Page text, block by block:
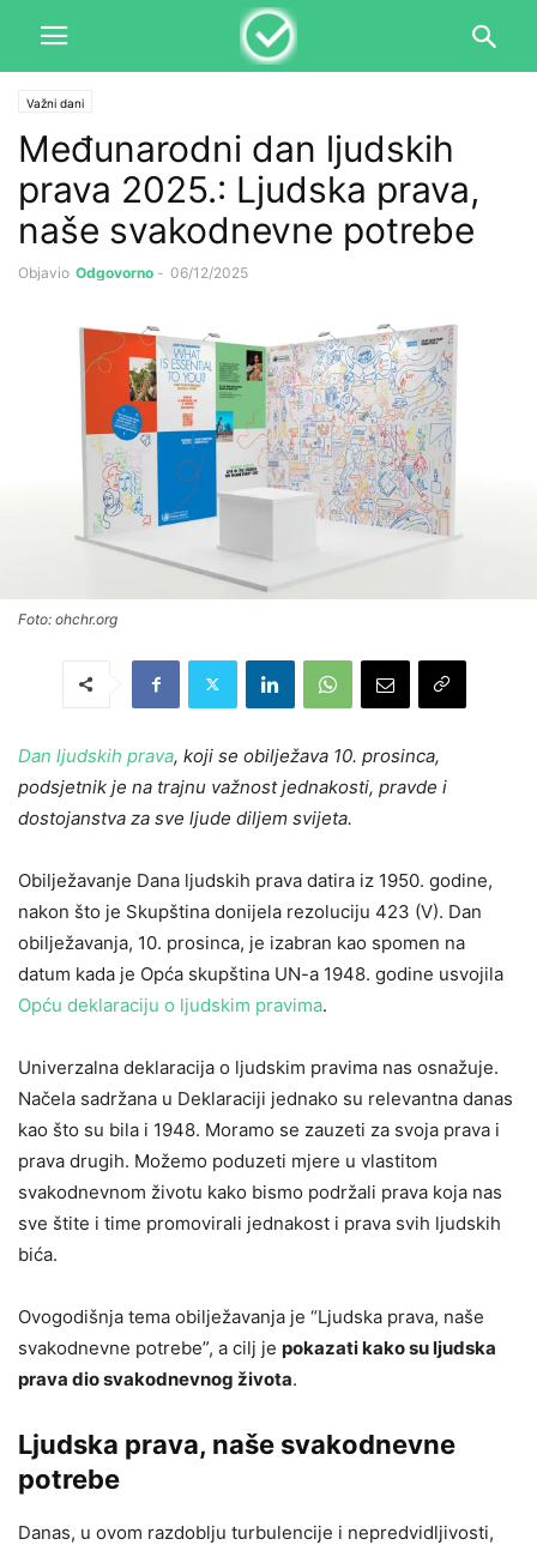
Važni dani
Međunarodni dan ljudskih
prava 2025.: Ljudska prava,
naše svakodnevne potrebe
Objavio Odgovorno - 06/12/2025
Foto: ohchr.org
Dan ljudskih prava, koji se obilježava 10. prosinca,
podsjetnik je na trajnu važnost jednakosti, pravde i
dostojanstva za sve ljude diljem svijeta.
Obilježavanje Dana ljudskih prava datira iz 1950. godine,
nakon što je Skupština donijela rezoluciju 423 (V). Dan
obilježavanja, 10. prosinca, je izabran kao spomen na
datum kada je Opća skupština UN-a 1948. godine usvojila
Opću deklaraciju o ljudskim pravima.
Univerzalna deklaracija o ljudskim pravima nas osnažuje.
Načela sadržana u Deklaraciji jednako su relevantna danas
kao što su bila i 1948. Moramo se zauzeti za svoja prava i
prava drugih. Možemo poduzeti mjere u vlastitom
svakodnevnom životu kako bismo podržali prava koja nas
sve štite i time promovirali jednakost i prava svih ljudskih
bića.
Ovogodišnja tema obilježavanja je “Ljudska prava, naše
svakodnevne potrebe”, a cilj je pokazati kako su ljudska
prava dio svakodnevnog života.
Ljudska prava, naše svakodnevne
potrebe
Danas, u ovom razdoblju turbulencije i nepredvidljivosti,